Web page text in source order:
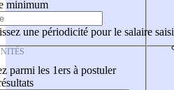
minimum
une périodicité pour le salaire saisi
parmi les 1ers à postuler